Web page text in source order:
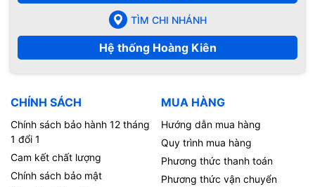
TÌM CHI NHÁNH
Hệ thống Hoàng Kiên
CHÍNH SÁCH
Chính sách bảo hành 12 tháng
1 đổi 1
Cam kết chất lượng
Chính sách bảo mật
MUA HÀNG
Hướng dẫn mua hàng
Quy trình mua hàng
Phương thức thanh toán
Phương thức vận chuyển